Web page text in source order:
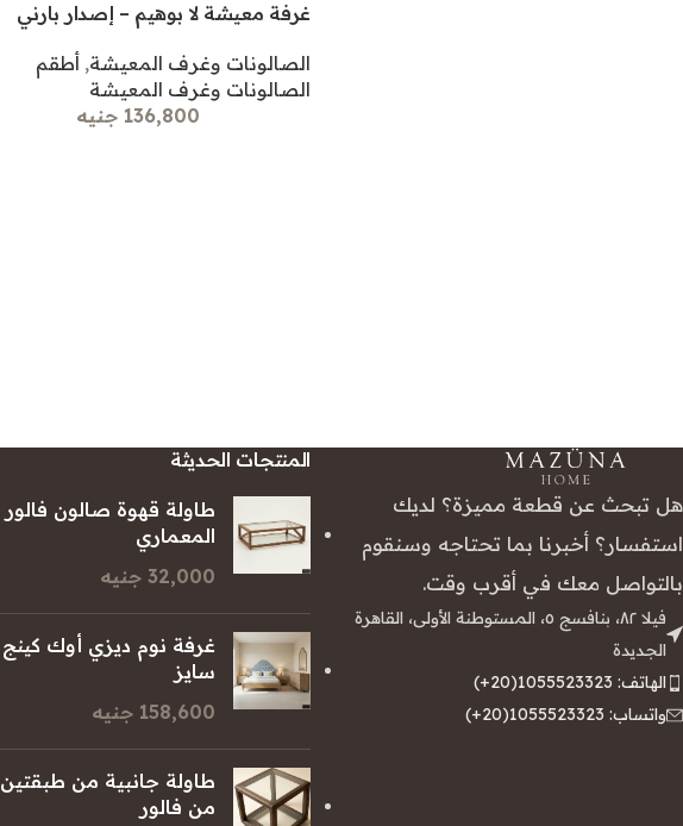
غرفة معيشة لا بوهيم – إصدار بارني
الصالونات وغرف المعيشة, أطقم
الصالونات وغرف المعيشة
136,800 جنيه
هل تبحث عن قطعة مميزة؟ لديك
استفسار؟ أخبرنا بما تحتاجه وسنقوم
بالتواصل معك في أقرب وقت.
فيلا ٨٢، بنافسج ٥، المستوطنة الأولى، القاهرة
الجديدة
الهاتف: 1055523323(20+)
واتساب: 1055523323(20+)
المنتجات الحديثة
طاولة قهوة صالون فالور
المعماري
32,000 جنيه
غرفة نوم ديزي أوك كينج
سايز
158,600 جنيه
طاولة جانبية من طبقتين
من فالور